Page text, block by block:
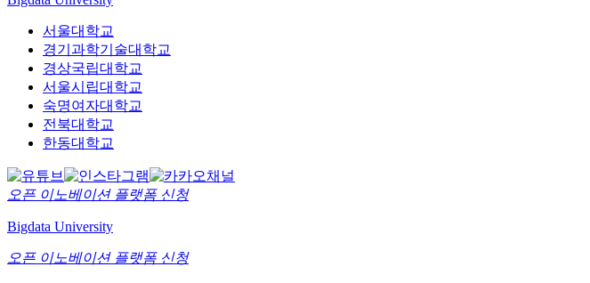
서울대학교
경기과학기술대학교
경상국립대학교
서울시립대학교
숙명여자대학교
전북대학교
한동대학교
오픈 이노베이션 플랫폼 신청
Bigdata University
오픈 이노베이션 플랫폼 신청